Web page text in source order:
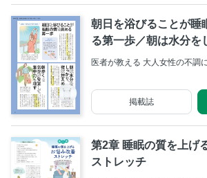
朝日を浴びることが睡
る第一歩／朝は水分を
は控えめ／朝歩くと気
医者が教える 大人女性の不調
掲載誌
第2章 睡眠の質を上げ
ストレッチ